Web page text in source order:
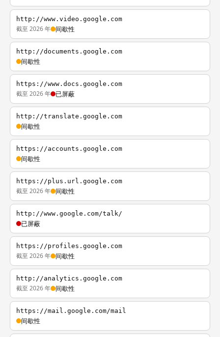
http://www.video.google.com
截至 2026 年 间歇性
http://documents.google.com
间歇性
https://www.docs.google.com
截至 2026 年 已屏蔽
http://translate.google.com
间歇性
https://accounts.google.com
间歇性
https://plus.url.google.com
截至 2026 年 间歇性
http://www.google.com/talk/
已屏蔽
https://profiles.google.com
截至 2026 年 间歇性
http://analytics.google.com
截至 2026 年 间歇性
https://mail.google.com/mail
间歇性